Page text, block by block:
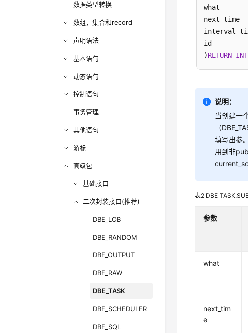
数据类型转换
数组，集合和record
声明语法
基本语句
动态语句
控制语句
事务管理
其他语句
游标
高级包
基础接口
二次封装接口(推荐)
DBE_LOB
DBE_RANDOM
DBE_OUTPUT
DBE_RAW
DBE_TASK
DBE_SCHEDULER
DBE_SQL
)RETURN
说明：
当创建一
（
填写出参
用到非
表2
参数
what
next_tim
e